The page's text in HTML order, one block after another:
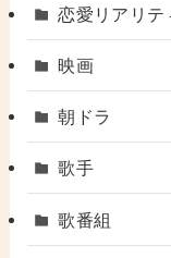
恋愛リアリテ
映画
朝ドラ
歌手
歌番組